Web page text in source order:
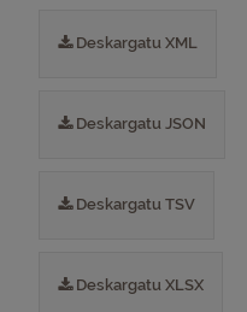
Deskargatu XML
Deskargatu JSON
Deskargatu TSV
Deskargatu XLSX